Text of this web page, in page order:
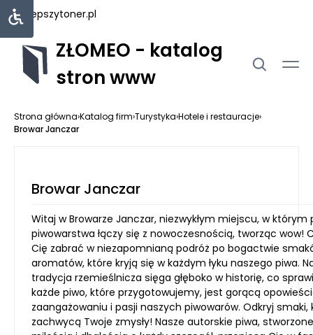
najlepszytoner.pl
ZŁOMEO - katalog
stron www
Strona główna›Katalog firm›Turystyka›Hotele i restauracje›
Browar Janczar
Browar Janczar
Witaj w Browarze Janczar, niezwykłym miejscu, w którym
piwowarstwa łączy się z nowoczesnością, tworząc wow!
Cię zabrać w niezapomnianą podróż po bogactwie
aromatów, które kryją się w każdym łyku naszego piwa.
tradycja rzemieślnicza sięga głęboko w historię, co
każde piwo, które przygotowujemy, jest gorącą
zaangażowaniu i pasji naszych piwowarów. Odkryj smaki,
zachwycą Twoje zmysły! Nasze autorskie piwa,